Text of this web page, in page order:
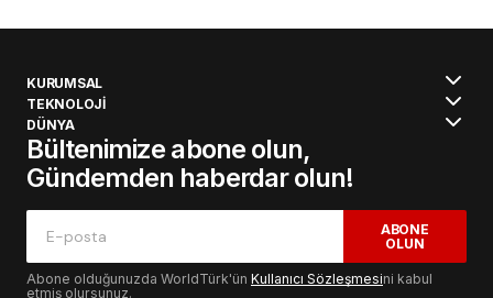
KURUMSAL
TEKNOLOJİ
DÜNYA
Bültenimize abone olun,
Gündemden haberdar olun!
ABONE
OLUN
Abone olduğunuzda WorldTürk'ün Kullanıcı Sözleşmesini kabul
etmiş olursunuz.